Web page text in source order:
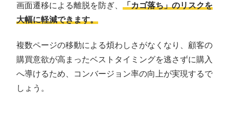
画面遷移による離脱を防ぎ、 「カゴ落ち」のリスクを
大幅に軽減できます。
複数ページの移動による煩わしさがなくなり、顧客の
購買意欲が高まったベストタイミングを逃さずに購入
へ導けるため、コンバージョン率の向上が実現するで
しょう。